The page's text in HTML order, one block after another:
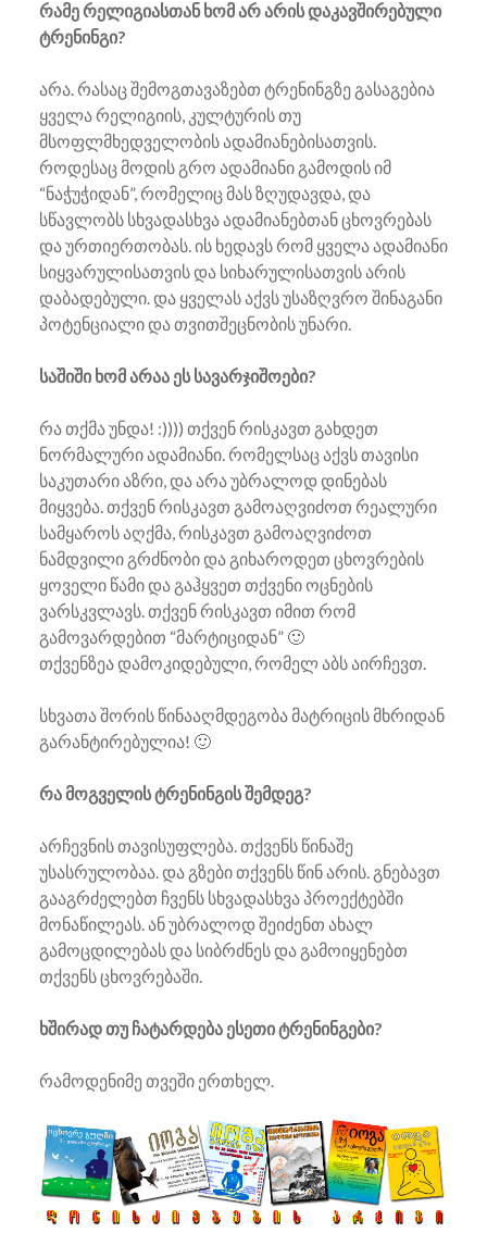
რამე რელიგიასთან ხომ არ არის დაკავშირებული
ტრენინგი?
არა. რასაც შემოგთავაზებთ ტრენინგზე გასაგებია
ყველა რელიგიის, კულტურის თუ
მსოფლმხედველობის ადამიანებისათვის.
როდესაც მოდის გრო ადამიანი გამოდის იმ
“ნაჭუჭიდან”, რომელიც მას ზღუდავდა, და
სწავლობს სხვადასხვა ადამიანებთან ცხოვრებას
და ურთიერთობას. ის ხედავს რომ ყველა ადამიანი
სიყვარულისათვის და სიხარულისათვის არის
დაბადებული. და ყველას აქვს უსაზღვრო შინაგანი
პოტენციალი და თვითშეცნობის უნარი.
საშიში ხომ არაა ეს სავარჯიშოები?
რა თქმა უნდა! :)))) თქვენ რისკავთ გახდეთ
ნორმალური ადამიანი. რომელსაც აქვს თავისი
საკუთარი აზრი, და არა უბრალოდ დინებას
მიყვება. თქვენ რისკავთ გამოაღვიძოთ რეალური
სამყაროს აღქმა, რისკავთ გამოაღვიძოთ
ნამდვილი გრძნობი და გიხაროდეთ ცხოვრების
ყოველი წამი და გაჰყვეთ თქვენი ოცნების
ვარსკვლავს. თქვენ რისკავთ იმით რომ
გამოვარდებით “მარტიციდან” 🙂
თქვენზეა დამოკიდებული, რომელ აბს აირჩევთ.
სხვათა შორის წინააღმდეგობა მატრიცის მხრიდან
გარანტირებულია! 🙂
რა მოგველის ტრენინგის შემდეგ?
არჩევნის თავისუფლება. თქვენს წინაშე
უსასრულობაა. და გზები თქვენს წინ არის. გნებავთ
გააგრძელებთ ჩვენს სხვადასხვა პროექტებში
მონაწილეას. ან უბრალოდ შეიძენთ ახალ
გამოცდილებას და სიბრძნეს და გამოიყენებთ
თქვენს ცხოვრებაში.
ხშირად თუ ჩატარდება ესეთი ტრენინგები?
რამოდენიმე თვეში ერთხელ.